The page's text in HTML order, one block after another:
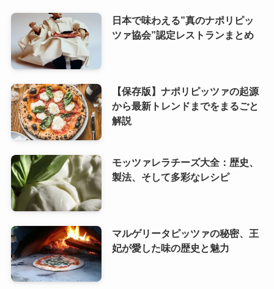
日本で味わえる”真のナポリピッ
ツァ協会”認定レストランまとめ
【保存版】ナポリピッツァの起源
から最新トレンドまでをまるごと
解説
モッツァレラチーズ大全：歴史、
製法、そして多彩なレシピ
マルゲリータピッツァの秘密、王
妃が愛した味の歴史と魅力